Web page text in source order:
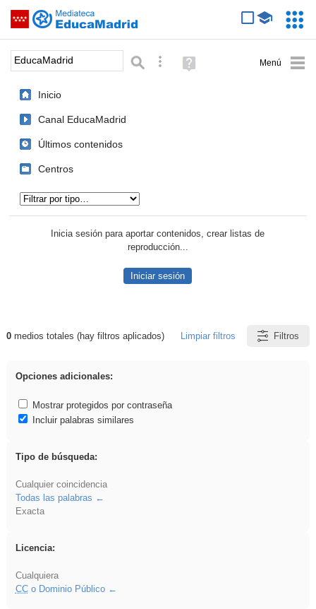
Saltar navegación
Palabra o frase: Búsqueda avanzada
Ayuda
(en
Inicio
Canal EducaMadrid
Últimos contenidos
Centros
Inicia sesión para aportar contenidos, crear listas de
reproducción...
Iniciar sesión
Resultados de: EducaMadrid
0medios totales (hay filtros aplicados) Limpiar filtros Filtros
Opciones adicionales:
Mostrar protegidos por contraseña
Incluir palabras similares
Tipo de búsqueda:
Cualquier coincidencia
Todas las palabras
Exacta
Licencia:
Cualquiera
CCo Dominio Público